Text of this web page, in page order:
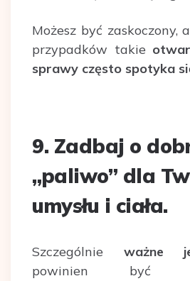
Możesz być zaskoczony,
przypadków takie
sprawy często spotyka
9. Zadbaj o
„paliwo” dla
umysłu i ciała.
Szczególnie ważne
powinien być